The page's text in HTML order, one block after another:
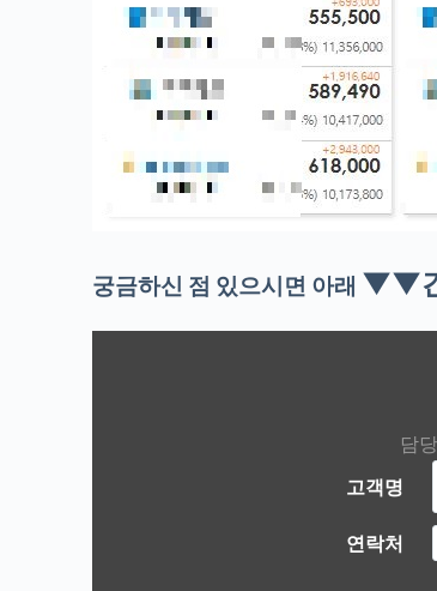
궁금하신 점 있으시면 아래 ▼▼
담
고객명
연락처